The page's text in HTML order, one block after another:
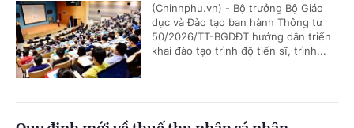
(Chinhphu.vn) - Bộ trưởng Bộ Giáo
dục và Đào tạo ban hành Thông tư
50/2026/TT-BGDĐT hướng dẫn triển
khai đào tạo trình độ tiến sĩ, trình...